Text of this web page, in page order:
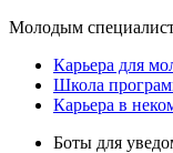
Молодым
Карьера для
Школа
Карьера в
Боты для